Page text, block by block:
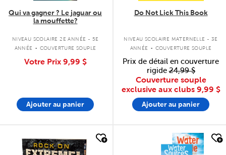
Qui va gagner ? Le jaguar ou
la mouffette?
NIVEAU SCOLAIRE 2E ANNÉE - 5E
ANNÉE . COUVERTURE SOUPLE
Votre Prix 9,99 $
Ajouter au panier
Do Not Lick This Book
NIVEAU SCOLAIRE MATERNELLE - 3E
ANNÉE . COUVERTURE SOUPLE
Prix de détail en couverture
rigide24,99 $
Couverture souple
exclusive aux clubs 9,99 $
Ajouter au panier
quick look quick look